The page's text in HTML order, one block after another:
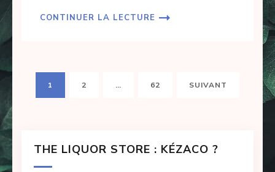
CONTINUER LA LECTURE
Navigation
des
PAGE
1 PAGE
2 … PAGE
62 SUIVANT
THE LIQUOR STORE : KÉZACO ?